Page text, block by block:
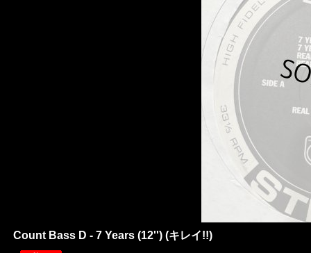
Count Bass D - 7 Years (12'') (キレイ!!)